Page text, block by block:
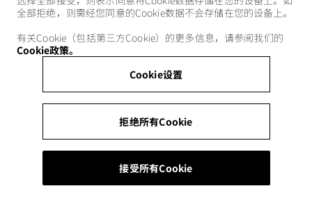
全部拒绝，则需经您同意的Cookie数据不会存储在您的设备上。
有关Cookie（包括第三方Cookie）的更多信息，请参阅我们的
Cookie政策。
Cookie设置
拒绝所有Cookie
接受所有Cookie